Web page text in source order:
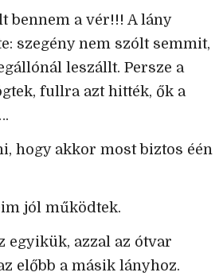
bennem a vér!!! A lány
szegény nem szólt semmit,
leszállt. Persze a
fullra azt hitték, ők a
hogy akkor most biztos één
jól működtek.
egyikük, azzal az ótvar
előbb a másik lányhoz.